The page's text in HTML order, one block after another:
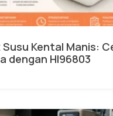
Susu Kental Manis:
dengan HI96803